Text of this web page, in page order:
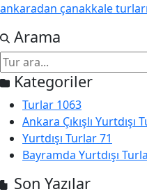
ankaradan çanakkale turları
Arama
Kategoriler
Turlar 1063
Ankara Çıkışlı Yurtdışı
Yurtdışı Turlar71
Bayramda Yurtdışı
Son Yazılar